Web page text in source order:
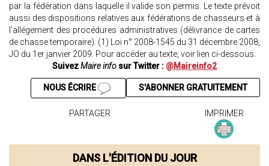
par la fédération dans laquelle il valide son permis. Le texte prévoit
aussi des dispositions relatives aux fédérations de chasseurs et à
l'allégement des procédures administratives (délivrance de cartes
de chasse temporaire). (1) Loi n° 2008-1545 du 31 décembre 2008,
JO du 1er janvier 2009. Pour accéder au texte, voir lien ci-dessous.
SuivezMaire info sur Twitter : @Maireinfo2
S'ABONNER GRATUITEMENT
NOUS ÉCRIRE
PARTAGER IMPRIMER
DANS L'ÉDITION DU JOUR